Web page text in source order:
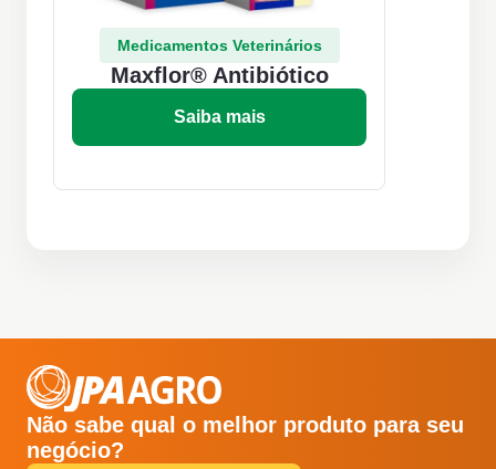
Medicamentos Veterinários
Maxflor® Antibiótico
Saiba mais
Não sabe qual o melhor produto para seu
negócio?